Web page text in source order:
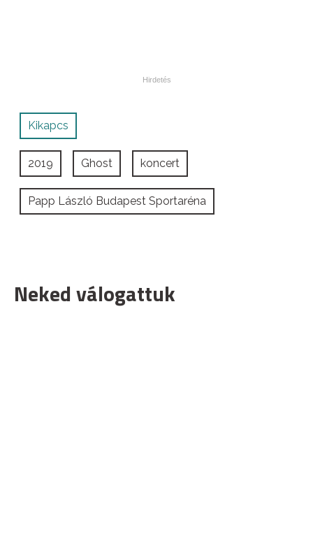
Kikapcs
2019 Ghost koncert
Papp László Budapest Sportaréna
Neked válogattuk